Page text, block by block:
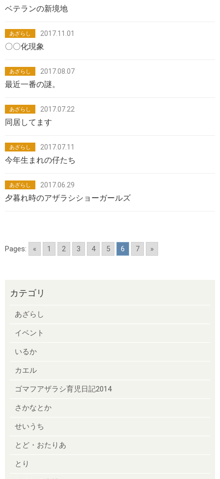
ベテランの新境地
あざらし 2017.11.01
〇〇化現象
あざらし 2017.08.07
最近一番の謎。
あざらし 2017.07.22
同居してます
あざらし 2017.07.11
今年生まれの仔たち
あざらし 2017.06.29
夕暮れ時のアザラシショーガールズ
Pages: « 1 2 3 4 5 6 7 »
カテゴリ
あざらし
イベント
いるか
カエル
ゴマフアザラシ育児日記2014
さかなとか
せいうち
とど・おたりあ
とり